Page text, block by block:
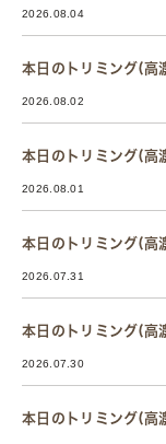
2026.08.04
本日のトリミング(高
2026.08.02
本日のトリミング(高
2026.08.01
本日のトリミング(高
2026.07.31
本日のトリミング(高
2026.07.30
本日のトリミング(高